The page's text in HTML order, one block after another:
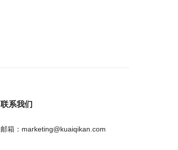
联系我们
邮箱：marketing@kuaiqikan.com